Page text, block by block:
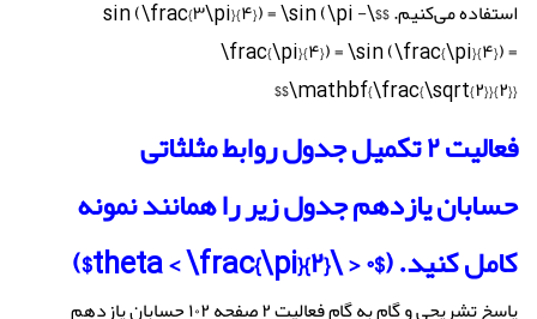
استفاده می‌کنیم. $$\sin (\frac{۳\pi}{۴}) = \sin (\pi -
\frac{\pi}{۴}) = \sin (\frac{\pi}{۴}) =
\mathbf{\frac{\sqrt{۲}}{۲}}$$
فعالیت ۲ تکمیل جدول روابط مثلثاتی
حسابان یازدهم جدول زیر را همانند نمونه
کامل کنید. ($۰ < \theta < \frac{\pi}{۲}$)
پاسخ تشریحی و گام به گام فعالیت ۲ صفحه ۱۰۲ حسابان یازدهم